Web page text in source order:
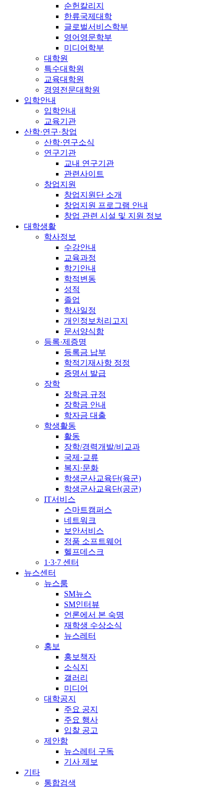
순헌칼리지
한류국제대학
글로벌서비스학부
영어영문학부
미디어학부
대학원
특수대학원
교육대학원
경영전문대학원
입학안내
입학안내
교육기관
산학·연구·창업
산학·연구소식
연구기관
교내 연구기관
관련사이트
창업지원
창업지원단 소개
창업지원 프로그램 안내
창업 관련 시설 및 지원 정보
대학생활
학사정보
수강안내
교육과정
학기안내
학적변동
성적
졸업
학사일정
개인정보처리고지
문서양식함
등록·제증명
등록금 납부
학적기재사항 정정
증명서 발급
장학
장학금 규정
장학금 안내
학자금 대출
학생활동
활동
장학/경력개발/비교과
국제·교류
복지·문화
학생군사교육단(육군)
학생군사교육단(공군)
IT서비스
스마트캠퍼스
네트워크
보안서비스
정품 소프트웨어
헬프데스크
1·3·7 센터
뉴스센터
뉴스룸
SM뉴스
SM인터뷰
언론에서 본 숙명
재학생 수상소식
뉴스레터
홍보
홍보책자
소식지
갤러리
미디어
대학공지
주요 공지
주요 행사
입찰 공고
제안함
뉴스레터 구독
기사 제보
기타
통합검색